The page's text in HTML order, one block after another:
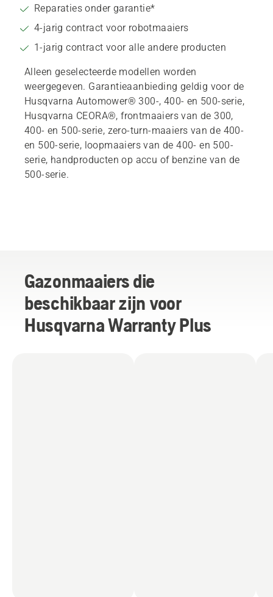
Reparaties onder garantie*
4-jarig contract voor robotmaaiers
1-jarig contract voor alle andere producten
Alleen geselecteerde modellen worden
weergegeven. Garantieaanbieding geldig voor de
Husqvarna Automower® 300-, 400- en 500-serie,
Husqvarna CEORA®, frontmaaiers van de 300,
400- en 500-serie, zero-turn-maaiers van de 400-
en 500-serie, loopmaaiers van de 400- en 500-
serie, handproducten op accu of benzine van de
500-serie.
Gazonmaaiers die
beschikbaar zijn voor
Husqvarna Warranty Plus